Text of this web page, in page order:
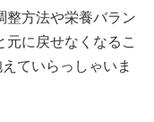
整方法や栄養バラン
元に戻せなくなるこ
ていらっしゃいま